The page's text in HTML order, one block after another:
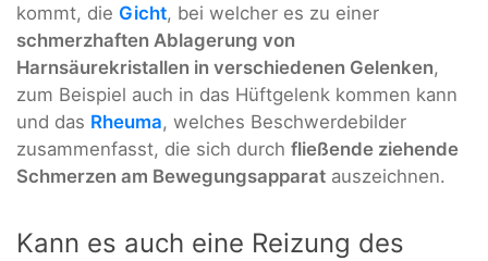
kommt, die Gicht, bei welcher es zu einer
schmerzhaften Ablagerung von
Harnsäurekristallen in verschiedenen Gelenken,
zum Beispiel auch in das Hüftgelenk kommen kann
und das Rheuma, welches Beschwerdebilder
zusammenfasst, die sich durch fließende ziehende
Schmerzen am Bewegungsapparat auszeichnen.
Kann es auch eine Reizung des